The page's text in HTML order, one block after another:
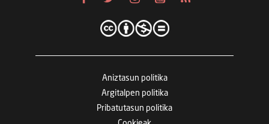
Aniztasun politika
Argitalpen politika
Pribatutasun politika